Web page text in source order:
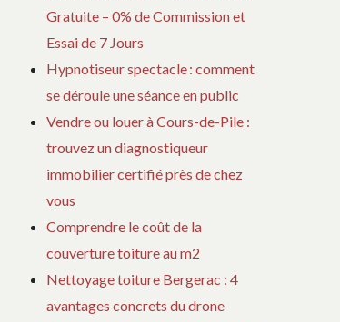
Gratuite – 0% de Commission et
Essai de 7 Jours
Hypnotiseur spectacle : comment
se déroule une séance en public
Vendre ou louer à Cours-de-Pile :
trouvez un diagnostiqueur
immobilier certifié près de chez
vous
Comprendre le coût de la
couverture toiture au m2
Nettoyage toiture Bergerac : 4
avantages concrets du drone